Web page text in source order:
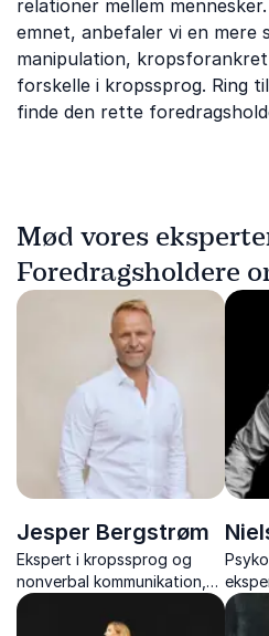
relationer mellem
emnet, anbefaler vi en mere
manipulation,
forskelle i kropssprog. Ring
finde den rette
Mød vores
Foredragsholdere
Jesper Bergstrøm
Ekspert i kropssprog og
nonverbal kommunikation,
som giver jer konkrete
værktøjer til stærkere